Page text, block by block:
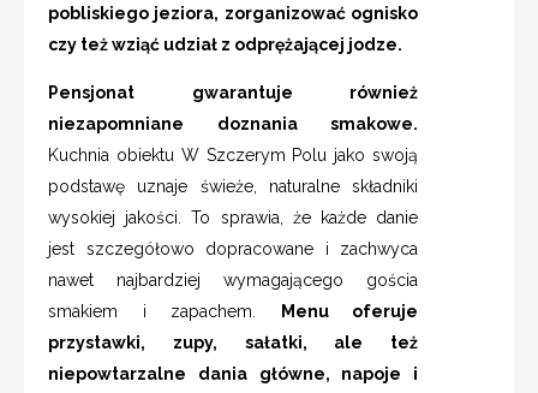
pobliskiego jeziora, zorganizować ognisko
czy też wziąć udział z odprężającej jodze.
Pensjonat gwarantuje również
niezapomniane doznania smakowe.
Kuchnia obiektu W Szczerym Polu jako swoją
podstawę uznaje świeże, naturalne składniki
wysokiej jakości. To sprawia, że każde danie
jest szczegółowo dopracowane i zachwyca
nawet najbardziej wymagającego gościa
smakiem i zapachem. Menu oferuje
przystawki, zupy, sałatki, ale też
niepowtarzalne dania główne, napoje i